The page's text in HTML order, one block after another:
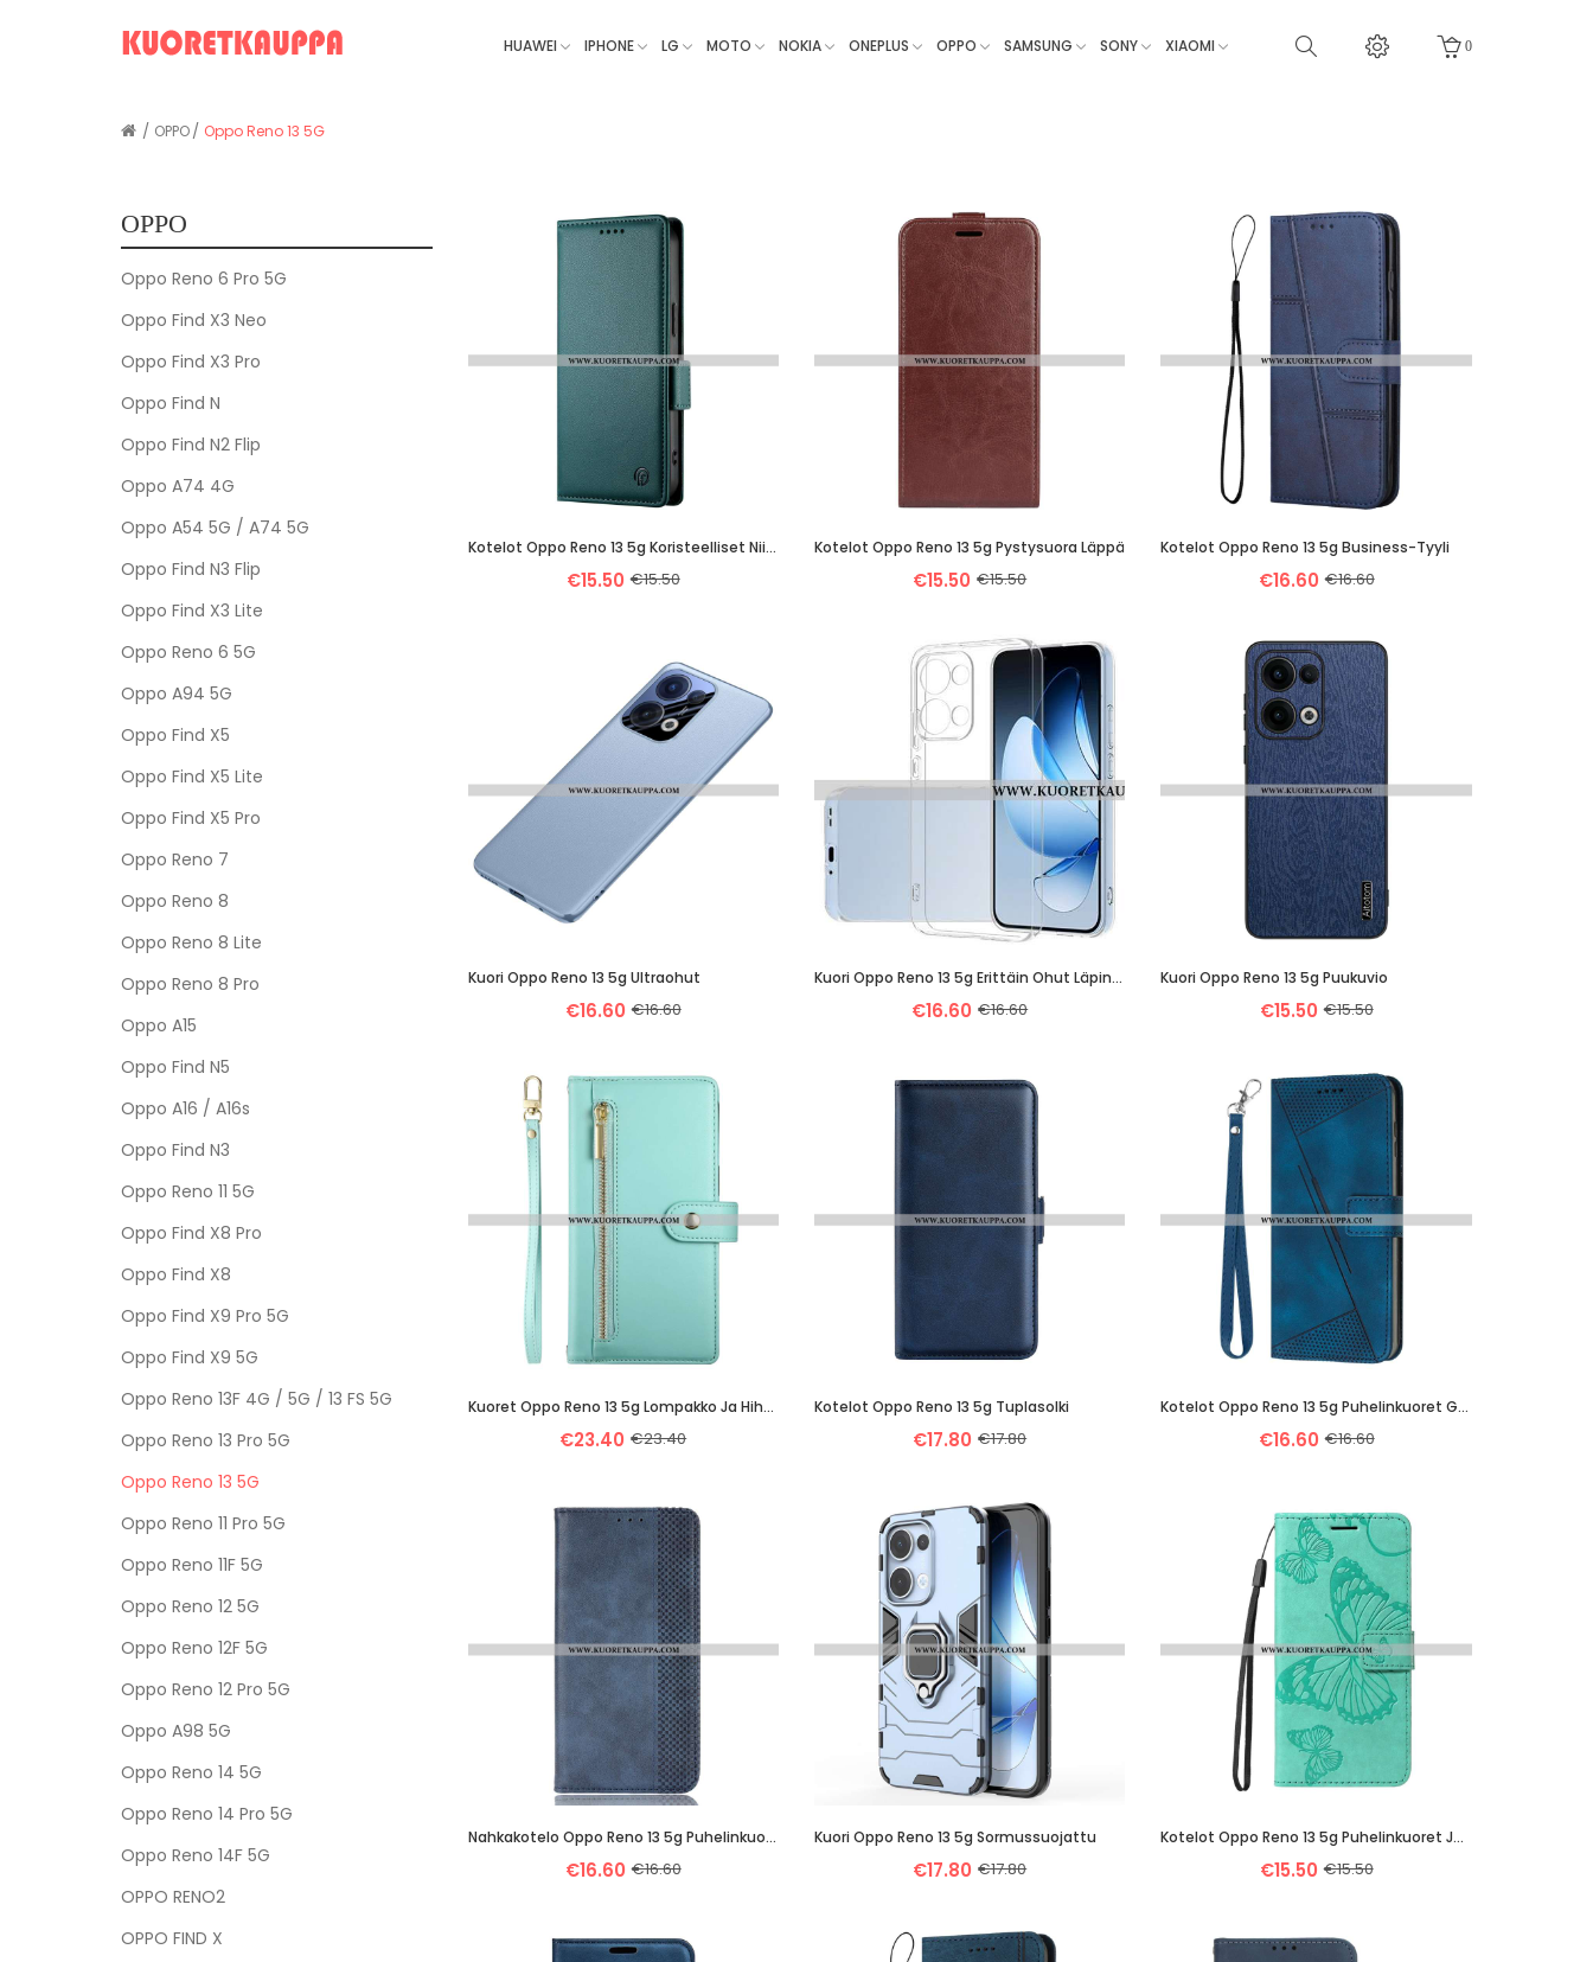
HUAWEI IPHONE LG MOTO NOKIA ONEPLUS OPPO SAMSUNG SONY XIAOMI 0
OPPO Oppo Reno 13 5G
OPPO
Oppo Reno 6 Pro 5G
Oppo Find X3 Neo
Oppo Find X3 Pro
Oppo Find N
Oppo Find N2 Flip
Oppo A74 4G
Oppo A54 5G / A74 5G
Oppo Find N3 Flip
Oppo Find X3 Lite
Oppo Reno 6 5G
Oppo A94 5G
Oppo Find X5
Oppo Find X5 Lite
Oppo Find X5 Pro
Oppo Reno 7
Oppo Reno 8
Oppo Reno 8 Lite
Oppo Reno 8 Pro
Oppo A15
Oppo Find N5
Oppo A16 / A16s
Oppo Find N3
Oppo Reno 11 5G
Oppo Find X8 Pro
Oppo Find X8
Oppo Find X9 Pro 5G
Oppo Find X9 5G
Oppo Reno 13F 4G / 5G / 13 FS 5G
Oppo Reno 13 Pro 5G
Oppo Reno 13 5G
Oppo Reno 11 Pro 5G
Oppo Reno 11F 5G
Oppo Reno 12 5G
Oppo Reno 12F 5G
Oppo Reno 12 Pro 5G
Oppo A98 5G
Oppo Reno 14 5G
Oppo Reno 14 Pro 5G
Oppo Reno 14F 5G
OPPO RENO2
OPPO FIND X
Kotelot Oppo Reno 13 5g Koristeelliset Niitit Suojakuori
€15.50 €15.50
Kotelot Oppo Reno 13 5g Pystysuora Läppä
€15.50 €15.50
Kotelot Oppo Reno 13 5g Business-Tyyli
€16.60 €16.60
Kuori Oppo Reno 13 5g Ultraohut
€16.60 €16.60
Kuori Oppo Reno 13 5g Erittäin Ohut Läpinäkyvä Suojakuori
€16.60 €16.60
Kuori Oppo Reno 13 5g Puukuvio
€15.50 €15.50
Kuoret Oppo Reno 13 5g Lompakko Ja Hihnat
€23.40 €23.40
Kotelot Oppo Reno 13 5g Tuplasolki
€17.80 €17.80
Kotelot Oppo Reno 13 5g Puhelinkuoret Geometriset Viivat
€16.60 €16.60
Nahkakotelo Oppo Reno 13 5g Puhelinkuoret Vintage-Friisi
€16.60 €16.60
Kuori Oppo Reno 13 5g Sormussuojattu
€17.80 €17.80
Kotelot Oppo Reno 13 5g Puhelinkuoret Jättiläisperhosia
€15.50 €15.50